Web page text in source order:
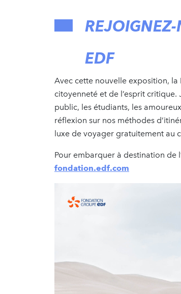
REJOIGNEZ-
EDF
Avec cette nouvelle exposition,
citoyenneté et de l’esprit critique.
public, les étudiants, les
réflexion sur nos méthodes
luxe de voyager gratuitement au
Pour embarquer à destination de
fondation.edf.com